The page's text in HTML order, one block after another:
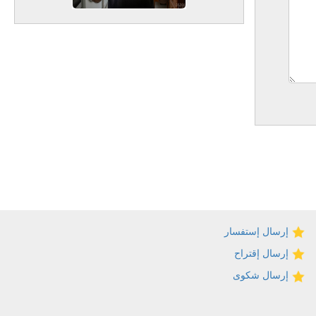
إرسال إستفسار
إرسال إقتراح
إرسال شكوى